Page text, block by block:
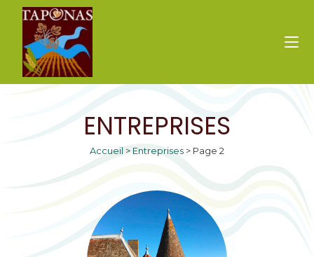
ENTREPRISES
Accueil > Entreprises > Page 2